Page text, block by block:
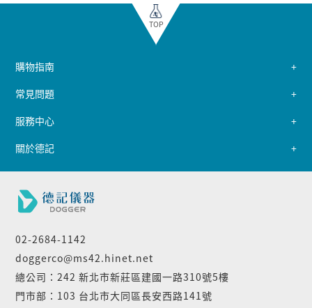
TOP
02-2684-1142
doggerco@ms42.hinet.net
總公司：242 新北市新莊區建國一路310號5樓
門市部：103 台北市大同區長安西路141號
購物指南
常見問題
服務中心
關於德記